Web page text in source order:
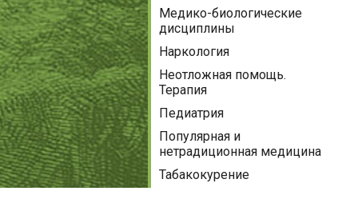
Медико-биологические
дисциплины
Наркология
Неотложная помощь.
Терапия
Педиатрия
Популярная и
нетрадиционная медицина
Табакокурение